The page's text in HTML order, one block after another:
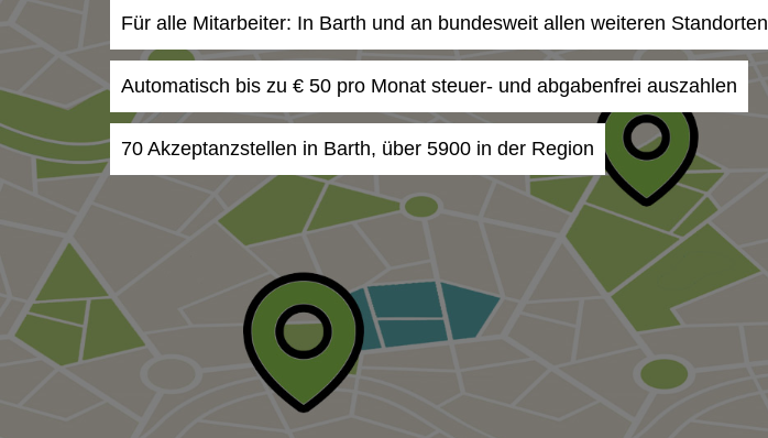
Für alle Mitarbeiter: In Barth und an bundesweit allen weiteren Standorten
Automatisch bis zu € 50 pro Monat steuer- und abgabenfrei auszahlen
70 Akzeptanzstellen in Barth, über 5900 in der Region